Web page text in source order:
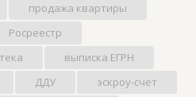
продажа квартиры
Росреестр
выписка ЕГРН
ДДУ
эскроу-счет